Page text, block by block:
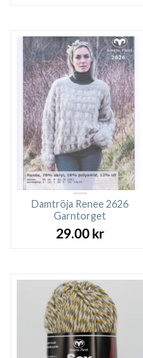
89.00 kr.
Damtröja Renee 2626
Garntorget
29.00 kr